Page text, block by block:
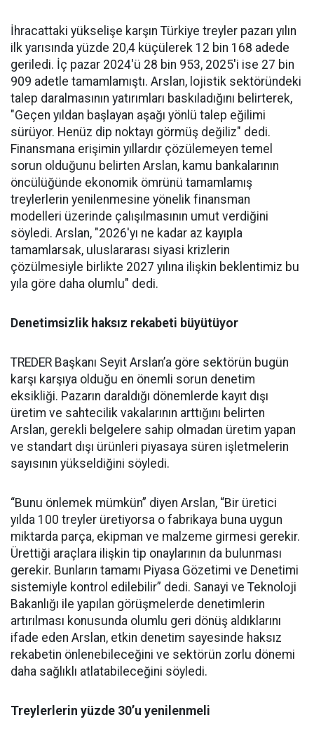
İhracattaki yükselişe karşın Türkiye treyler pazarı yılın
ilk yarısında yüzde 20,4 küçülerek 12 bin 168 adede
geriledi. İç pa­zar 2024'ü 28 bin 953, 2025'i ise 27 bin
909 adetle tamamlamış­tı. Arslan, lojistik sektöründeki
talep daralmasının yatırımları baskıladığını belirterek,
"Geçen yıldan başlayan aşağı yönlü talep eğilimi
sürüyor. Henüz dip nok­tayı görmüş değiliz" dedi.
Finans­mana erişimin yıllardır çözüle­meyen temel
sorun olduğunu be­lirten Arslan, kamu bankalarının
öncülüğünde ekonomik ömrü­nü tamamlamış
treylerlerin ye­nilenmesine yönelik finansman
modelleri üzerinde çalışılması­nın umut verdiğini
söyledi. Ars­lan, "2026'yı ne kadar az kayıpla
tamamlarsak, uluslararası siya­si krizlerin
çözülmesiyle birlik­te 2027 yılına ilişkin beklentimiz bu
yıla göre daha olumlu" dedi.
Denetimsizlik haksız rekabeti büyütüyor
TREDER Başkanı Seyit Arslan’a göre sektörün bugün
karşı karşıya olduğu en önemli sorun denetim
eksikliği. Pazarın daraldığı dönemlerde kayıt dışı
üretim ve sahtecilik vakalarının arttığını belirten
Arslan, gerekli belgelere sahip olmadan üretim yapan
ve standart dışı ürünleri piyasaya süren işletmelerin
sayısının yükseldiğini söyledi.
“Bunu önlemek mümkün” diyen Arslan, “Bir üretici
yılda 100 treyler üretiyorsa o fabrikaya buna uygun
miktarda parça, ekipman ve malzeme girmesi gerekir.
Ürettiği araçlara ilişkin tip onaylarının da bulunması
gerekir. Bunların tamamı Piyasa Gözetimi ve Denetimi
sistemiyle kontrol edilebilir” dedi. Sanayi ve Teknoloji
Bakanlığı ile yapılan görüşmelerde denetimlerin
artırılması konusunda olumlu geri dönüş aldıklarını
ifade eden Arslan, etkin denetim sayesinde haksız
rekabetin önlenebileceğini ve sektörün zorlu dönemi
daha sağlıklı atlatabileceğini söyledi.
Treylerlerin yüzde 30’u yenilenmeli